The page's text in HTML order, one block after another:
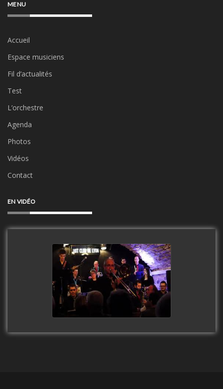
MENU
Accueil
Espace musiciens
Fil d’actualités
Test
L’orchestre
Agenda
Photos
Vidéos
Contact
EN VIDÉO
Clip Only Big Band 2019
watch video